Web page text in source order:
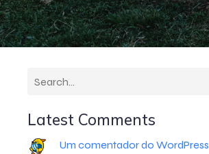
Latest Comments
Um comentador do WordPress